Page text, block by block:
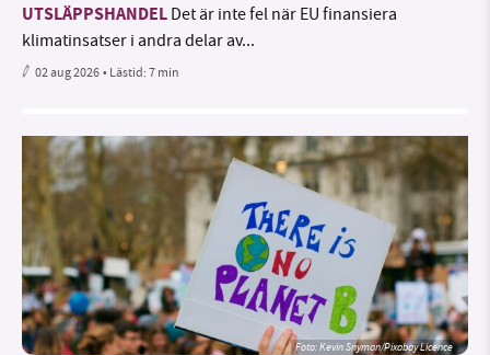
UTSLÄPPSHANDEL Det är inte fel när EU finansiera
klimatinsatser i andra delar av...
02 aug 2026• Lästid:7 min
Foto:Kevin Snyman/Pixabay Licence